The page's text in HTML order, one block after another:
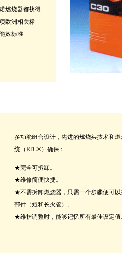
燃烧器都获得
欧洲相关标
效标准
多功能组合设计，先进的燃烧头技术和
统（RTC®）确保：
★完全可拆卸。
★维修简便快捷。
★不需拆卸燃烧器，只需一个步骤便可以
部件（短和长火管）。
★维护调整时，能够记忆所有最佳设定值